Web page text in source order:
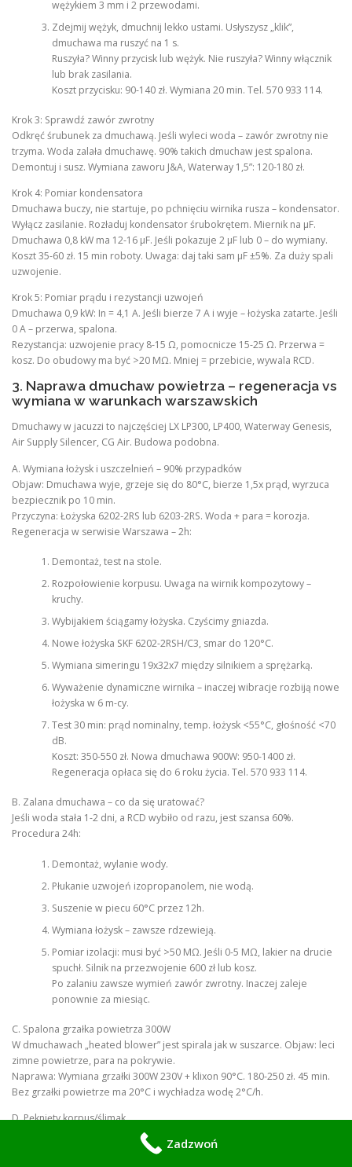
wężykiem 3 mm i 2 przewodami.
Zdejmij wężyk, dmuchnij lekko ustami. Usłyszysz „klik”,
dmuchawa ma ruszyć na 1 s.
Ruszyła? Winny przycisk lub wężyk. Nie ruszyła? Winny włącznik
lub brak zasilania.
Koszt przycisku: 90-140 zł. Wymiana 20 min. Tel. 570 933 114.
Krok 3: Sprawdź zawór zwrotny
Odkręć śrubunek za dmuchawą. Jeśli wyleci woda – zawór zwrotny nie
trzyma. Woda zalała dmuchawę. 90% takich dmuchaw jest spalona.
Demontuj i susz. Wymiana zaworu J&A, Waterway 1,5”: 120-180 zł.
Krok 4: Pomiar kondensatora
Dmuchawa buczy, nie startuje, po pchnięciu wirnika rusza – kondensator.
Wyłącz zasilanie. Rozładuj kondensator śrubokrętem. Miernik na µF.
Dmuchawa 0,8 kW ma 12-16 µF. Jeśli pokazuje 2 µF lub 0 – do wymiany.
Koszt 35-60 zł. 15 min roboty. Uwaga: daj taki sam µF ±5%. Za duży spali
uzwojenie.
Krok 5: Pomiar prądu i rezystancji uzwojeń
Dmuchawa 0,9 kW: In = 4,1 A. Jeśli bierze 7 A i wyje – łożyska zatarte. Jeśli
0 A – przerwa, spalona.
Rezystancja: uzwojenie pracy 8-15 Ω, pomocnicze 15-25 Ω. Przerwa =
kosz. Do obudowy ma być >20 MΩ. Mniej = przebicie, wywala RCD.
3. Naprawa dmuchaw powietrza – regeneracja vs
wymiana w warunkach warszawskich
Dmuchawy w jacuzzi to najczęściej LX LP300, LP400, Waterway Genesis,
Air Supply Silencer, CG Air. Budowa podobna.
A. Wymiana łożysk i uszczelnień – 90% przypadków
Objaw: Dmuchawa wyje, grzeje się do 80°C, bierze 1,5x prąd, wyrzuca
bezpiecznik po 10 min.
Przyczyna: Łożyska 6202-2RS lub 6203-2RS. Woda + para = korozja.
Regeneracja w serwisie Warszawa – 2h:
Demontaż, test na stole.
Rozpołowienie korpusu. Uwaga na wirnik kompozytowy –
kruchy.
Wybijakiem ściągamy łożyska. Czyścimy gniazda.
Nowe łożyska SKF 6202-2RSH/C3, smar do 120°C.
Wymiana simeringu 19x32x7 między silnikiem a sprężarką.
Wyważenie dynamiczne wirnika – inaczej wibracje rozbiją nowe
łożyska w 6 m-cy.
Test 30 min: prąd nominalny, temp. łożysk <55°C, głośność <70
dB.
Koszt: 350-550 zł. Nowa dmuchawa 900W: 950-1400 zł.
Regeneracja opłaca się do 6 roku życia. Tel. 570 933 114.
B. Zalana dmuchawa – co da się uratować?
Jeśli woda stała 1-2 dni, a RCD wybiło od razu, jest szansa 60%.
Procedura 24h:
Demontaż, wylanie wody.
Płukanie uzwojeń izopropanolem, nie wodą.
Suszenie w piecu 60°C przez 12h.
Wymiana łożysk – zawsze rdzewieją.
Pomiar izolacji: musi być >50 MΩ. Jeśli 0-5 MΩ, lakier na drucie
spuchł. Silnik na przezwojenie 600 zł lub kosz.
Po zalaniu zawsze wymień zawór zwrotny. Inaczej zaleje
ponownie za miesiąc.
C. Spalona grzałka powietrza 300W
W dmuchawach „heated blower” jest spirala jak w suszarce. Objaw: leci
zimne powietrze, para na pokrywie.
Naprawa: Wymiana grzałki 300W 230V + klixon 90°C. 180-250 zł. 45 min.
Bez grzałki powietrze ma 20°C i wychładza wodę 2°C/h.
D. Pęknięty korpus/ślimak
Upadek przy serwisie lub mróz. Klejenie poxipolem nie trzyma –
Zadzwoń